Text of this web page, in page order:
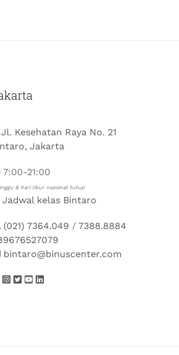
Jl. Kesehatan Raya No. 21
Jakarta
7:00-21:00
& hari libur nasional tutup
Jadwal kelas Bintaro
(021) 7364.049 / 7388.8884
bintaro@binuscenter.com